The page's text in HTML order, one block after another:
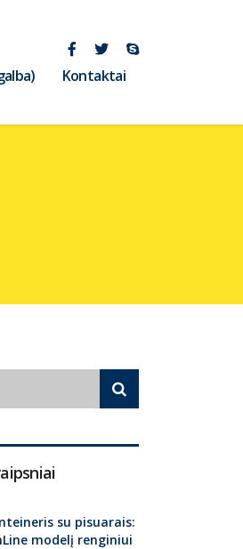
Kontaktai
su pisuarais:
modelį renginiui